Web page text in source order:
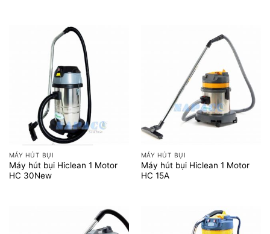
MÁY HÚT BỤI
Máy hút bụi Hiclean 1 Motor
HC 30New
MÁY HÚT BỤI
Máy hút bụi Hiclean 1 Motor
HC 15A